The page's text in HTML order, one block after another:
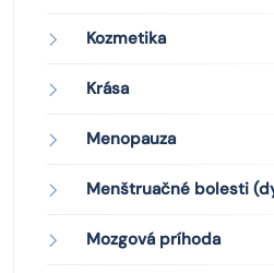
Kozmetika
Krása
Menopauza
Menštruačné bolesti
Mozgová príhoda